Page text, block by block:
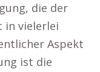
die der
in vielerlei
Aspekt
ist die